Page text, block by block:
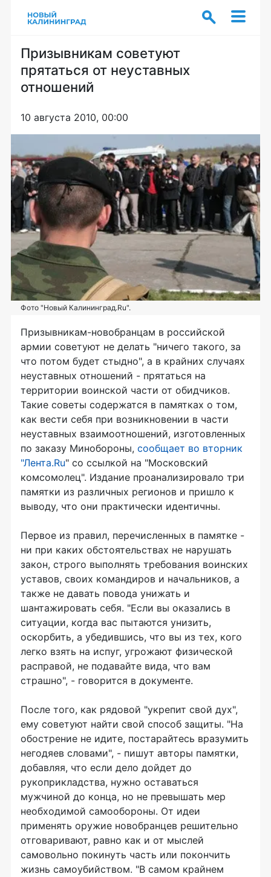
Призывникам советуют
прятаться от неуставных
отношений
10 августа 2010, 00:00
Фото "Новый Калининград.Ru".
Призывникам-новобранцам в российской
армии советуют не делать "ничего такого, за
что потом будет стыдно", а в крайних случаях
неуставных отношений - прятаться на
территории воинской части от обидчиков.
Такие советы содержатся в памятках о том,
как вести себя при возникновении в части
неуставных взаимоотношений, изготовленных
по заказу Минобороны, сообщает во вторник
"Лента.Ru" со ссылкой на "Московский
комсомолец". Издание проанализировало три
памятки из различных регионов и пришло к
выводу, что они практически идентичны.
Первое из правил, перечисленных в памятке -
ни при каких обстоятельствах не нарушать
закон, строго выполнять требования воинских
уставов, своих командиров и начальников, а
также не давать повода унижать и
шантажировать себя. "Если вы оказались в
ситуации, когда вас пытаются унизить,
оскорбить, а убедившись, что вы из тех, кого
легко взять на испуг, угрожают физической
расправой, не подавайте вида, что вам
страшно", - говорится в документе.
После того, как рядовой "укрепит свой дух",
ему советуют найти свой способ защиты. "На
обострение не идите, постарайтесь вразумить
негодяев словами", - пишут авторы памятки,
добавляя, что если дело дойдет до
рукоприкладства, нужно оставаться
мужчиной до конца, но не превышать мер
необходимой самообороны. От идеи
применять оружие новобранцев решительно
отговаривают, равно как и от мыслей
самовольно покинуть часть или покончить
жизнь самоубийством. "В самом крайнем